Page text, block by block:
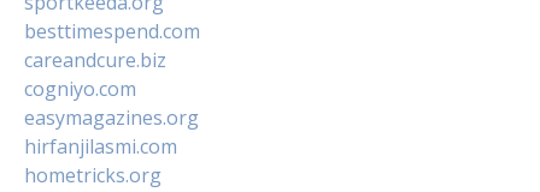
besttimespend.com
careandcure.biz
cogniyo.com
easymagazines.org
hirfanjilasmi.com
hometricks.org